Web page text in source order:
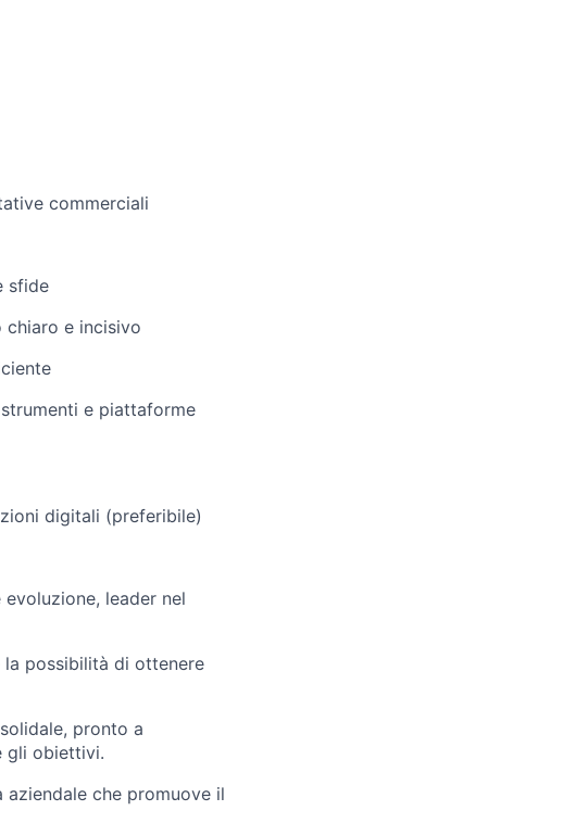
commerciali
sfide
chiaro e incisivo
e piattaforme
digitali (preferibile)
leader nel
possibilità di ottenere
pronto a
gli obiettivi.
aziendale che promuove il